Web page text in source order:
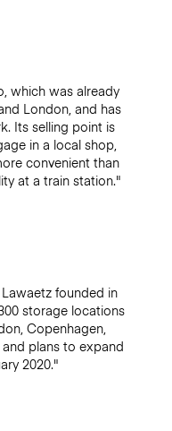
which was already
London, and has
Its selling point is
in a local shop,
convenient than
at a train station."
founded in
storage locations
Copenhagen,
plans to expand
2020."